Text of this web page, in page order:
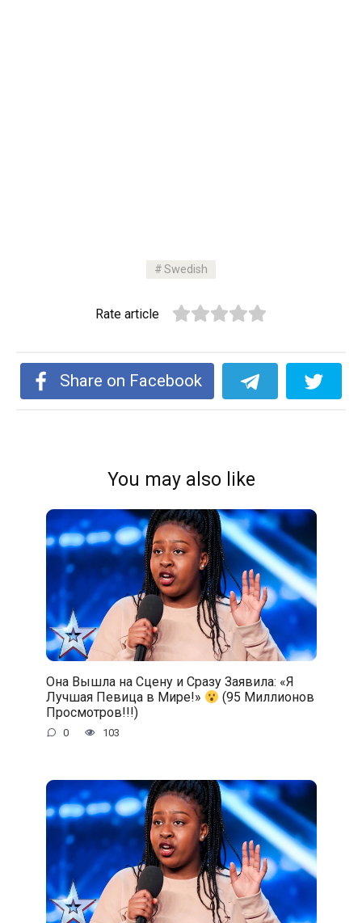
Swedish
Rate article
Share on Facebook
You may also like
Она Вышла на Сцену и Сразу Заявила: «Я
Лучшая Певица в Мире!»
(95 Миллионов
Просмотров!!!)
0 103